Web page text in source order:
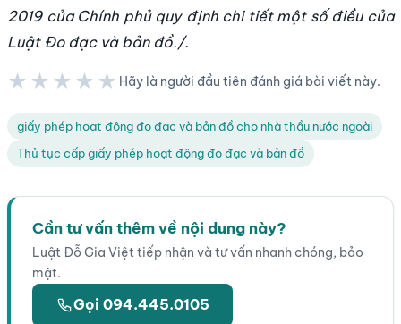
2019 của Chính phủ quy định chi tiết một số điều của
Luật Đo đạc và bản đồ./.
★★★★★ Hãy là người đầu tiên đánh giá bài viết này.
giấy phép hoạt động đo đạc và bản đồ cho nhà thầu nước ngoài
Thủ tục cấp giấy phép hoạt động đo đạc và bản đồ
Cần tư vấn thêm về nội dung này?
Luật Đỗ Gia Việt tiếp nhận và tư vấn nhanh chóng, bảo
mật.
Gọi 094.445.0105